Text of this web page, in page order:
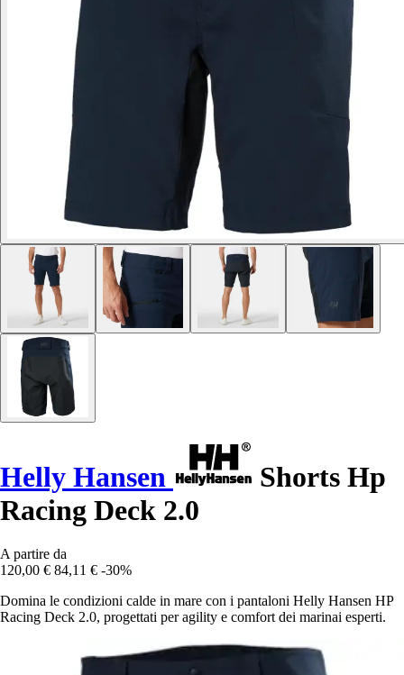
Helly Hansen
Shorts Hp
Racing Deck 2.0
A partire da
120,00 € 84,11 € -30%
Domina le condizioni calde in mare con i pantaloni Helly Hansen HP
Racing Deck 2.0, progettati per agility e comfort dei marinai esperti.